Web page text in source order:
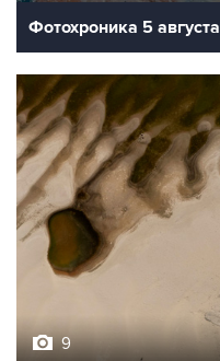
Фотохроника 5 августа
9